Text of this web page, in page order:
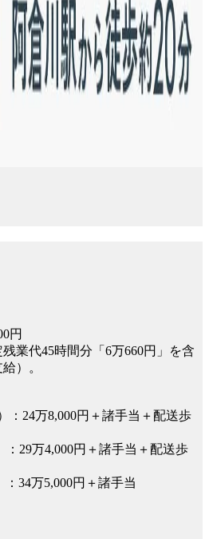
円
業代45時間分「6万660円」を含
）。
：24万8,000円＋諸手当＋配送歩
：29万4,000円＋諸手当＋配送歩
34万5,000円＋諸手当